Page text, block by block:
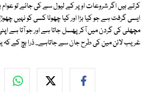
کرتے ہیں اگر شروعات اوپر کے لیول سے کی جائے تو
ایسی گرفت ہے جو کیا بڑا اور کیا چھوٹا کسی کو نہیں
مچھلی کی گردن میں آکر پھسل جاتا ہے اور جو آتا ہے
غریب لائن مین کی طرح جان سے جاتاہے... ذرا بچ کے کہ